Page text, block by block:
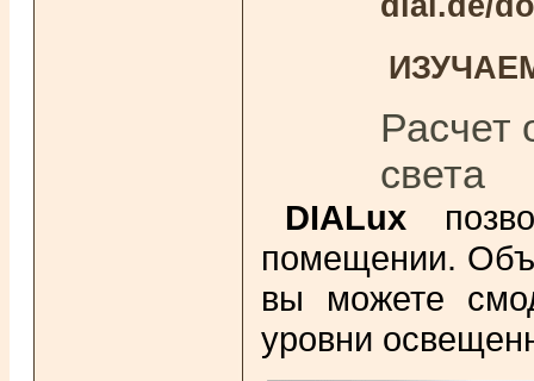
Расчет
света
DIALux
помещении.
вы можете
уровни